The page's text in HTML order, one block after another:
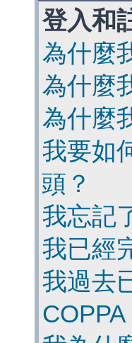
登入和
為什麼
為什麼
為什麼
我要如
頭？
我忘記
我已經
我過去
COPPA